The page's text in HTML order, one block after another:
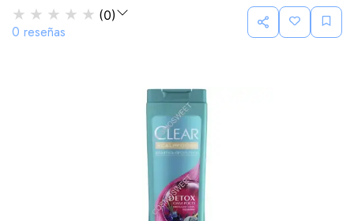
★ ★ ★ ★ ★ (0)
0 reseñas